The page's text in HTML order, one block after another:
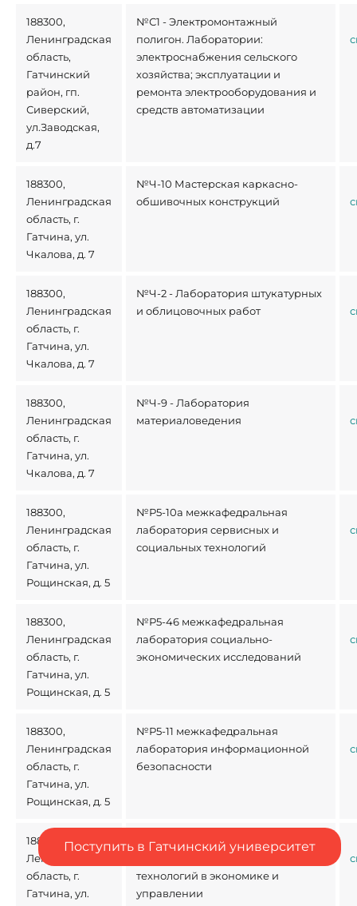
Поступить в Гатчинский университет
188300,
Ленинградская
область,
Гатчинский
район, гп.
Сиверский,
ул.Заводская,
д.7
№С1 - Электромонтажный
полигон. Лаборатории:
электроснабжения сельского
хозяйства; эксплуатации и
ремонта электрооборудования и
средств автоматизации
188300,
Ленинградская
область, г.
Гатчина, ул.
Чкалова, д. 7
№Ч-10 Мастерская каркасно-
обшивочных конструкций
188300,
Ленинградская
область, г.
Гатчина, ул.
Чкалова, д. 7
№Ч-2 - Лаборатория штукатурных
и облицовочных работ
188300,
Ленинградская
область, г.
Гатчина, ул.
Чкалова, д. 7
№Ч-9 - Лаборатория
материаловедения
188300,
Ленинградская
область, г.
Гатчина, ул.
Рощинская, д. 5
№Р5-10а межкафедральная
лаборатория сервисных и
социальных технологий
188300,
Ленинградская
область, г.
Гатчина, ул.
Рощинская, д. 5
№Р5-46 межкафедральная
лаборатория социально-
экономических исследований
188300,
Ленинградская
область, г.
Гатчина, ул.
Рощинская, д. 5
№Р5-11 межкафедральная
лаборатория информационной
безопасности
188300,
Ленинградская
область, г.
Гатчина, ул.
№Р5-30 межкафедральная
лаборатория информационных
технологий в экономике и
управлении